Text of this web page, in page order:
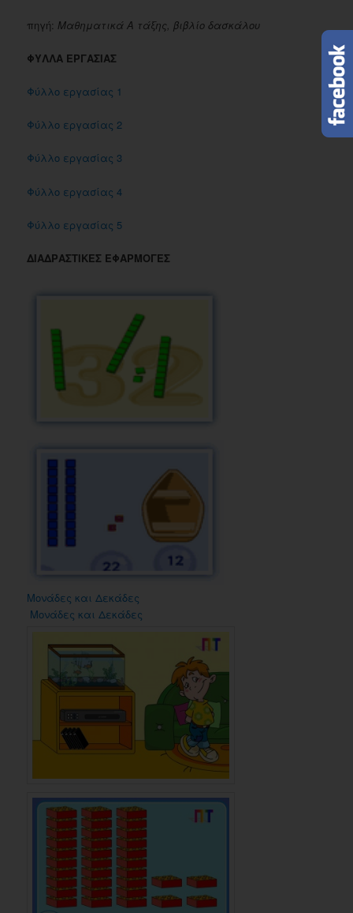
πηγή:Μαθηματικά Α τάξης, βιβλίο δασκάλου
ΦΥΛΛΑ ΕΡΓΑΣΙΑΣ
Φύλλο εργασίας 1
Φύλλο εργασίας 2
Φύλλο εργασίας 3
Φύλλο εργασίας 4
Φύλλο εργασίας 5
ΔΙΑΔΡΑΣΤΙΚΕΣ ΕΦΑΡΜΟΓΕΣ
Μονάδες και Δεκάδες
Μονάδες και Δεκάδες